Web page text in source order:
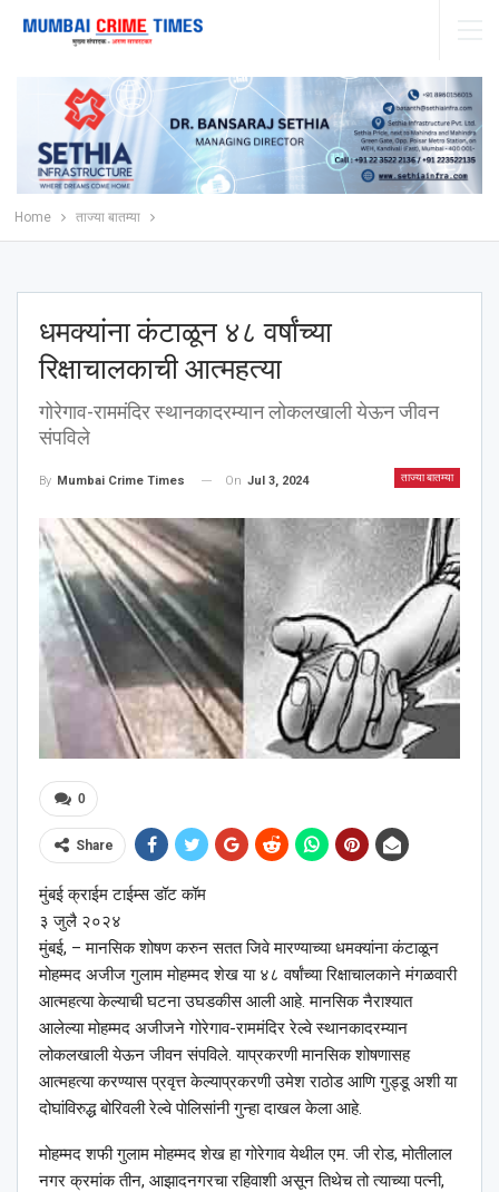
Home ताज्या बातम्या
धमक्यांना कंटाळून ४८ वर्षांच्या
रिक्षाचालकाची आत्महत्या
गोरेगाव-राममंदिर स्थानकादरम्यान लोकलखाली येऊन जीवन
संपविले
ताज्या बातम्या
By Mumbai Crime Times On Jul 3, 2024
0
Share
मुंबई क्राईम टाईम्स डॉट कॉम
३ जुलै २०२४
मुंबई, – मानसिक शोषण करुन सतत जिवे मारण्याच्या धमक्यांना कंटाळून
मोहम्मद अजीज गुलाम मोहम्मद शेख या ४८ वर्षांच्या रिक्षाचालकाने मंगळवारी
आत्महत्या केल्याची घटना उघडकीस आली आहे. मानसिक नैराश्यात
आलेल्या मोहम्मद अजीजने गोरेगाव-राममंदिर रेल्वे स्थानकादरम्यान
लोकलखाली येऊन जीवन संपविले. याप्रकरणी मानसिक शोषणासह
आत्महत्या करण्यास प्रवृत्त केल्याप्रकरणी उमेश राठोड आणि गुड्डू अशी या
दोघांविरुद्ध बोरिवली रेल्वे पोलिसांनी गुन्हा दाखल केला आहे.
मोहम्मद शफी गुलाम मोहम्मद शेख हा गोरेगाव येथील एम. जी रोड, मोतीलाल
नगर क्रमांक तीन, आझादनगरचा रहिवाशी असून तिथेच तो त्याच्या पत्नी,